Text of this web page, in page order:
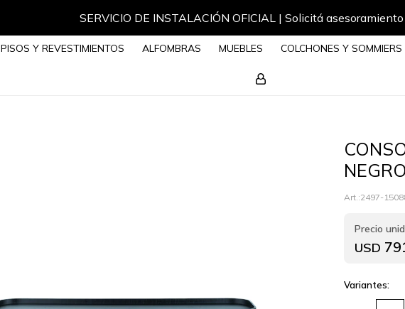
SERVICIO DE INSTALACIÓN OFICIAL | Solicitá
PISOS Y REVESTIMIENTOS ALFOMBRAS MUEBLES COLCHONES Y SOMMIERS
2497-
USD
Variantes: